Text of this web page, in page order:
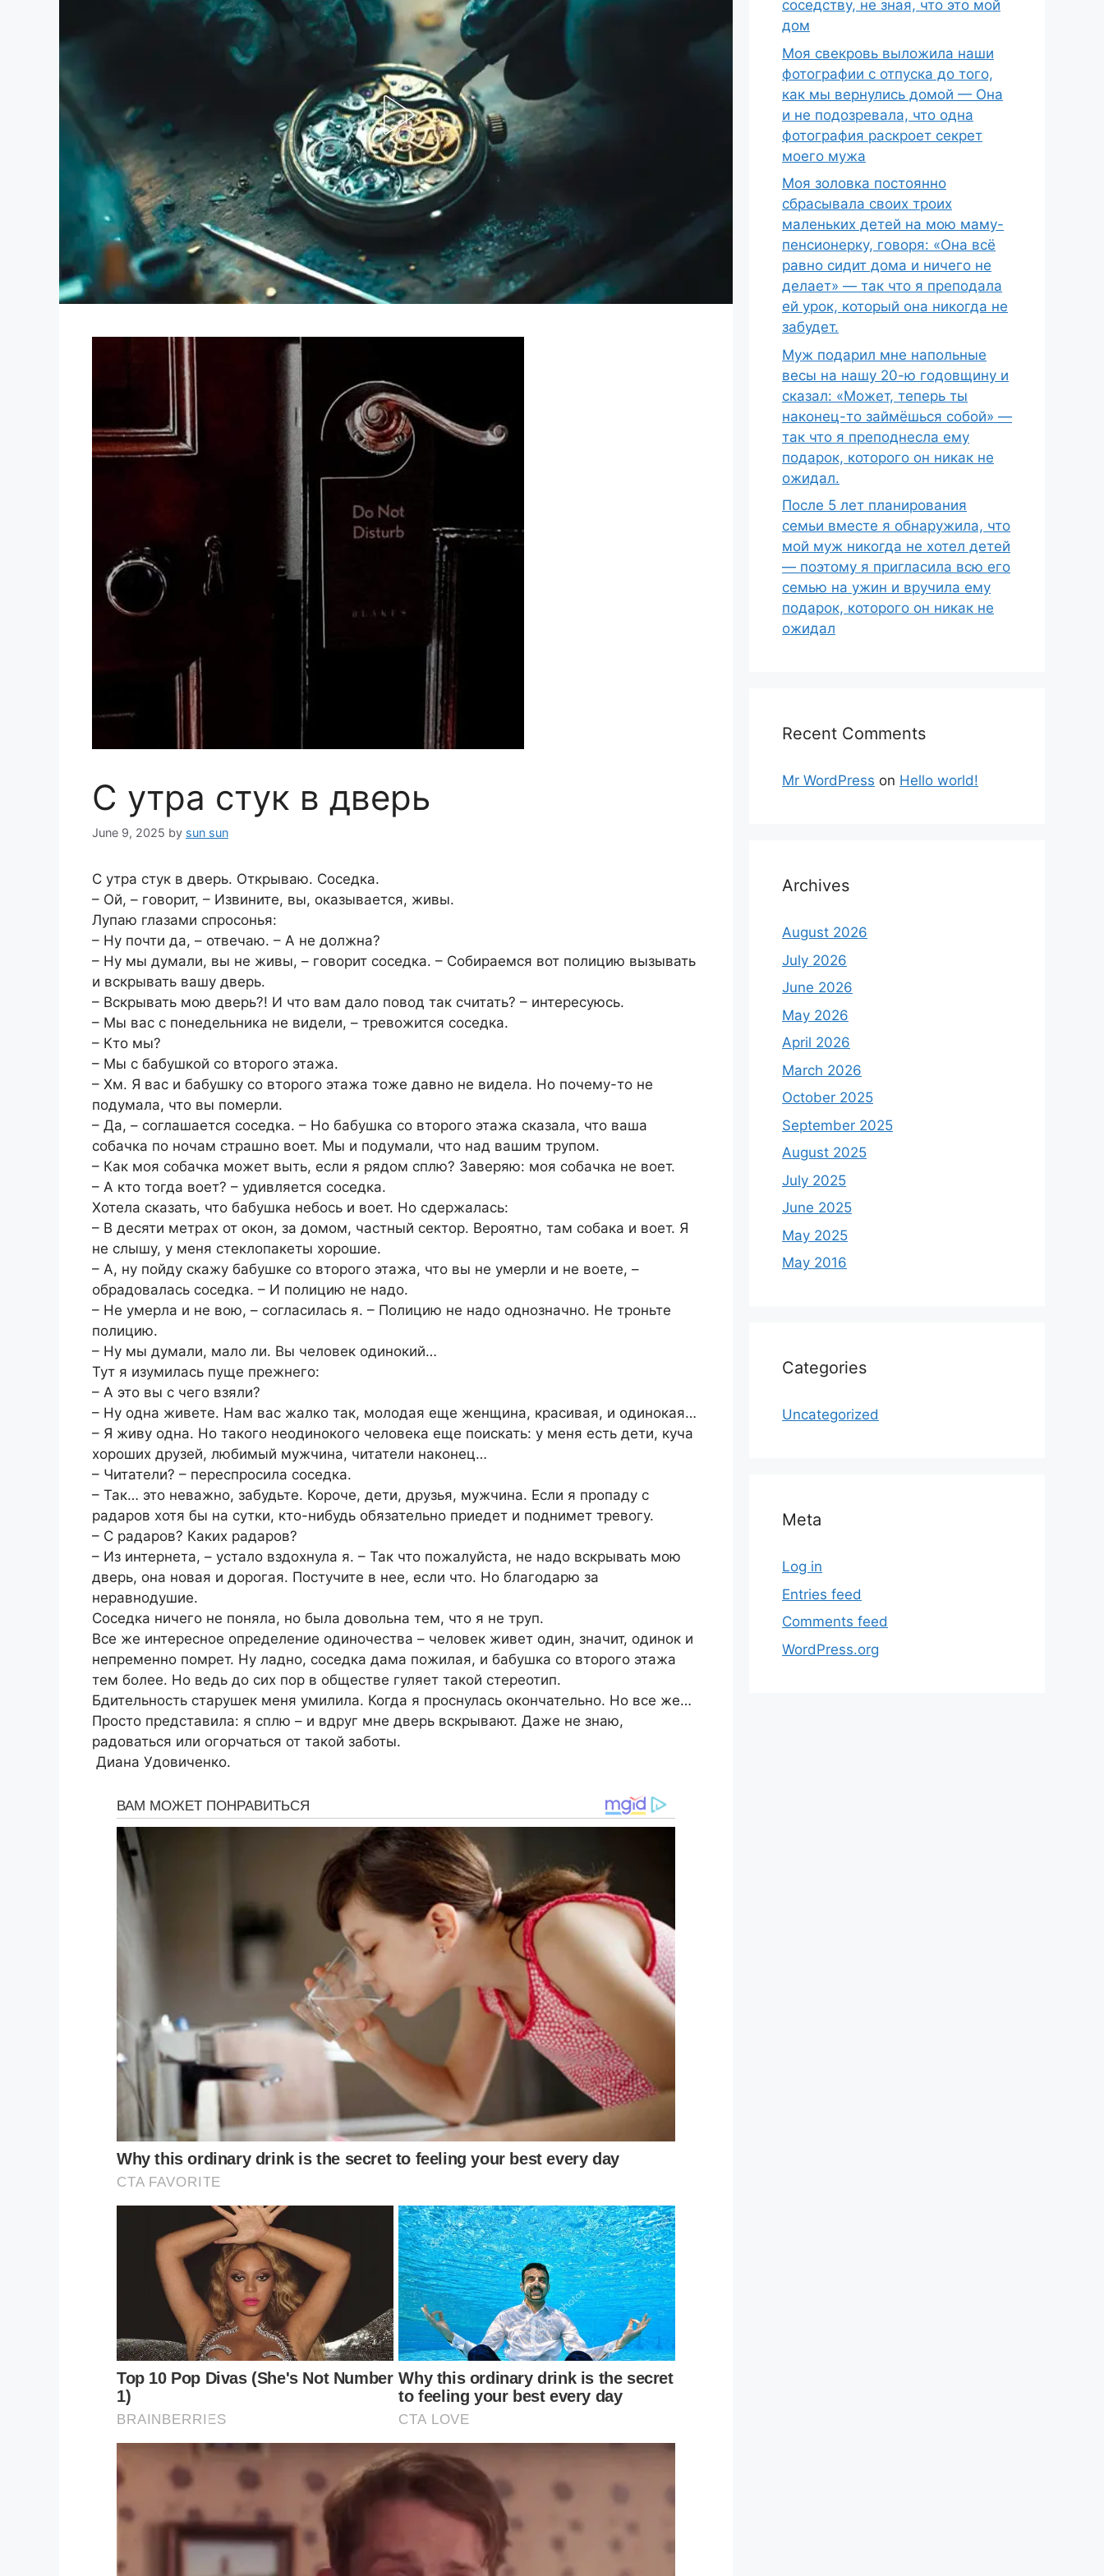
С утра стук в дверь
June 9, 2025 by sun sun
С утра стук в дверь. Открываю. Соседка.
– Ой, – говорит, – Извините, вы, оказывается, живы.
Лупаю глазами спросонья:
– Ну почти да, – отвечаю. – А не должна?
– Ну мы думали, вы не живы, – говорит соседка. – Собираемся вот полицию вызывать
и вскрывать вашу дверь.
– Вскрывать мою дверь?! И что вам дало повод так считать? – интересуюсь.
– Мы вас с понедельника не видели, – тревожится соседка.
– Кто мы?
– Мы с бабушкой со второго этажа.
– Хм. Я вас и бабушку со второго этажа тоже давно не видела. Но почему-то не
подумала, что вы померли.
– Да, – соглашается соседка. – Но бабушка со второго этажа сказала, что ваша
собачка по ночам страшно воет. Мы и подумали, что над вашим трупом.
– Как моя собачка может выть, если я рядом сплю? Заверяю: моя собачка не воет.
– А кто тогда воет? – удивляется соседка.
Хотела сказать, что бабушка небось и воет. Но сдержалась:
– В десяти метрах от окон, за домом, частный сектор. Вероятно, там собака и воет. Я
не слышу, у меня стеклопакеты хорошие.
– А, ну пойду скажу бабушке со второго этажа, что вы не умерли и не воете, –
обрадовалась соседка. – И полицию не надо.
– Не умерла и не вою, – согласилась я. – Полицию не надо однозначно. Не троньте
полицию.
– Ну мы думали, мало ли. Вы человек одинокий…
Тут я изумилась пуще прежнего:
– А это вы с чего взяли?
– Ну одна живете. Нам вас жалко так, молодая еще женщина, красивая, и одинокая…
– Я живу одна. Но такого неодинокого человека еще поискать: у меня есть дети, куча
хороших друзей, любимый мужчина, читатели наконец…
– Читатели? – переспросила соседка.
– Так… это неважно, забудьте. Короче, дети, друзья, мужчина. Если я пропаду с
радаров хотя бы на сутки, кто-нибудь обязательно приедет и поднимет тревогу.
– С радаров? Каких радаров?
– Из интернета, – устало вздохнула я. – Так что пожалуйста, не надо вскрывать мою
дверь, она новая и дорогая. Постучите в нее, если что. Но благодарю за
неравнодушие.
Соседка ничего не поняла, но была довольна тем, что я не труп.
Все же интересное определение одиночества – человек живет один, значит, одинок и
непременно помрет. Ну ладно, соседка дама пожилая, и бабушка со второго этажа
тем более. Но ведь до сих пор в обществе гуляет такой стереотип.
Бдительность старушек меня умилила. Когда я проснулась окончательно. Но все же…
Просто представила: я сплю – и вдруг мне дверь вскрывают. Даже не знаю,
радоваться или огорчаться от такой заботы.
️ Диана Удовиченко.
соседству, не зная, что это мой
дом
Моя свекровь выложила наши
фотографии с отпуска до того,
как мы вернулись домой — Она
и не подозревала, что одна
фотография раскроет секрет
моего мужа
Моя золовка постоянно
сбрасывала своих троих
маленьких детей на мою маму-
пенсионерку, говоря: «Она всё
равно сидит дома и ничего не
делает» — так что я преподала
ей урок, который она никогда не
забудет.
Муж подарил мне напольные
весы на нашу 20-ю годовщину и
сказал: «Может, теперь ты
наконец-то займёшься собой» —
так что я преподнесла ему
подарок, которого он никак не
ожидал.
После 5 лет планирования
семьи вместе я обнаружила, что
мой муж никогда не хотел детей
— поэтому я пригласила всю его
семью на ужин и вручила ему
подарок, которого он никак не
ожидал
Recent Comments
Mr WordPress on Hello world!
Archives
August 2026
July 2026
June 2026
May 2026
April 2026
March 2026
October 2025
September 2025
August 2025
July 2025
June 2025
May 2025
May 2016
Categories
Uncategorized
Meta
Log in
Entries feed
Comments feed
WordPress.org